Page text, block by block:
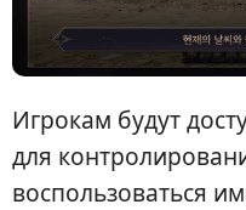
Игрокам будут
для
воспользоваться